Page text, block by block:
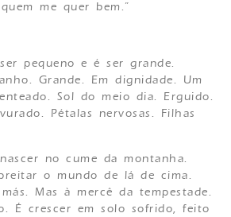
me quer bem.”
pequeno e é ser grande.
Grande. Em dignidade. Um
Sol do meio dia. Erguido.
Pétalas nervosas. Filhas
no cume da montanha.
o mundo de lá de cima.
Mas à mercê da tempestade.
É crescer em solo sofrido, feito